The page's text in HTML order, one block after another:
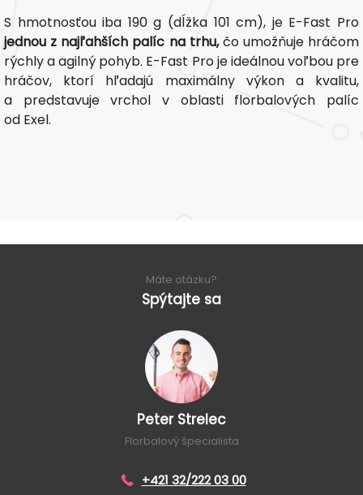
S hmotnosťou iba 190 g (dĺžka 101 cm), je E-Fast Pro
jednou z najľahších palíc na trhu,čo umožňuje hráčom
rýchly a agilný pohyb. E-Fast Pro je ideálnou voľbou pre
hráčov, ktorí hľadajú maximálny výkon a kvalitu,
a predstavuje vrchol v oblasti florbalových palíc
od Exel. ​
Máte otázku?
Spýtajte sa
Peter Strelec
Florbalový špecialista
+421 32/222 03 00